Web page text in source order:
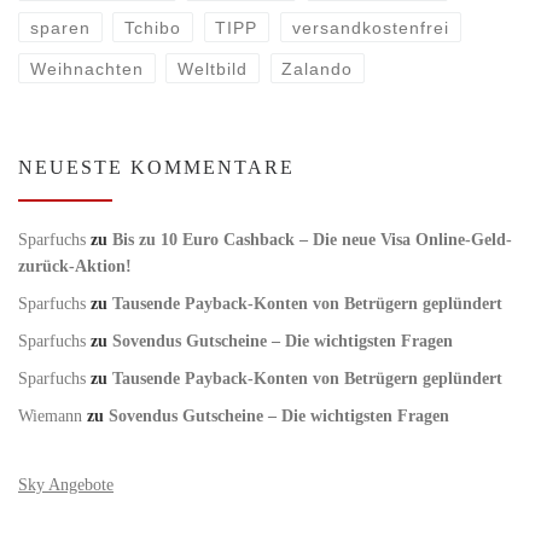
sparen Tchibo TIPP versandkostenfrei
Weihnachten Weltbild Zalando
NEUESTE KOMMENTARE
Sparfuchs zu Bis zu 10 Euro Cashback – Die neue Visa Online-Geld-
zurück-Aktion!
Sparfuchs zu Tausende Payback-Konten von Betrügern geplündert
Sparfuchs zu Sovendus Gutscheine – Die wichtigsten Fragen
Sparfuchs zu Tausende Payback-Konten von Betrügern geplündert
Wiemann zu Sovendus Gutscheine – Die wichtigsten Fragen
Sky Angebote